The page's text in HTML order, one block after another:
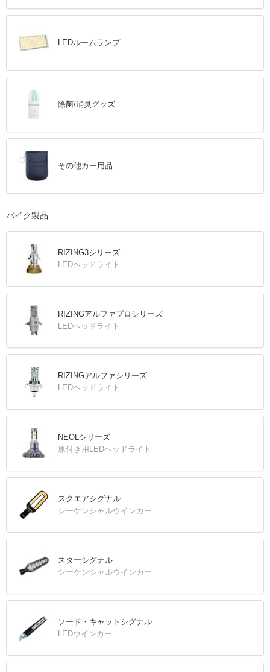
LEDルームランプ
除菌/消臭グッズ
その他カー用品
バイク製品
RIZING3シリーズ
LEDヘッドライト
RIZINGアルファプロシリーズ
LEDヘッドライト
RIZINGアルファシリーズ
LEDヘッドライト
NEOLシリーズ
原付き用LEDヘッドライト
スクエアシグナル
シーケンシャルウインカー
スターシグナル
シーケンシャルウインカー
ソード・キャットシグナル
LEDウインカー